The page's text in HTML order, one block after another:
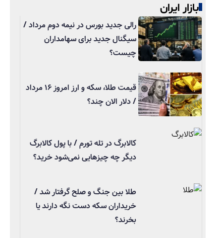
بازار ایران
رالی جدید بورس در نیمه دوم مرداد /
سیگنال جدید برای سهامداران
چیست؟
قیمت طلا، سکه و ارز امروز ۱۶ مرداد
/ دلار الان چند؟
کالابرگ در تله تورم / با پول کالابرگ
دیگر چه چیزهایی نمی‌شود خرید؟
طلا بین جنگ و صلح گرفتار شد /
خریداران سکه دست نگه دارند یا
بخرند؟